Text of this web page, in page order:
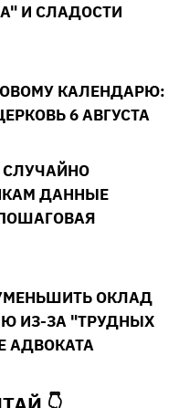
И СЛАДОСТИ
КАЛЕНДАРЮ:
6 АВГУСТА
СЛУЧАЙНО
ДАННЫЕ
ОКЛАД
ИЗ-ЗА "ТРУДНЫХ
АДВОКАТА